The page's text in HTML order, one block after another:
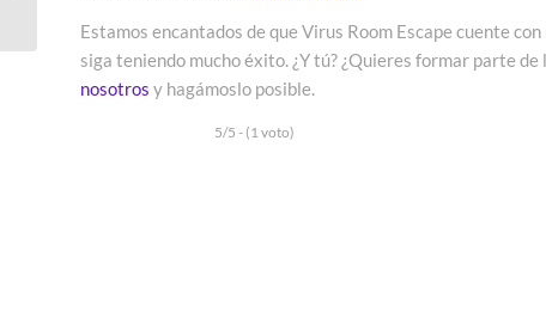
Estamos encantados de que Virus Room Escape cuente
siga teniendo mucho éxito. ¿Y tú? ¿Quieres formar parte
nosotros y hagámoslo posible.
5/5 - (1 voto)